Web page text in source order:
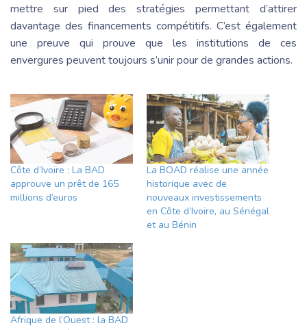
mettre sur pied des stratégies permettant d’attirer
davantage des financements compétitifs. C’est également
une preuve qui prouve que les institutions de ces
envergures peuvent toujours s’unir pour de grandes actions.
Côte d’Ivoire : La BAD
approuve un prêt de 165
millions d’euros
La BOAD réalise une année
historique avec de
nouveaux investissements
en Côte d’Ivoire, au Sénégal
et au Bénin
Afrique de l’Ouest : la BAD